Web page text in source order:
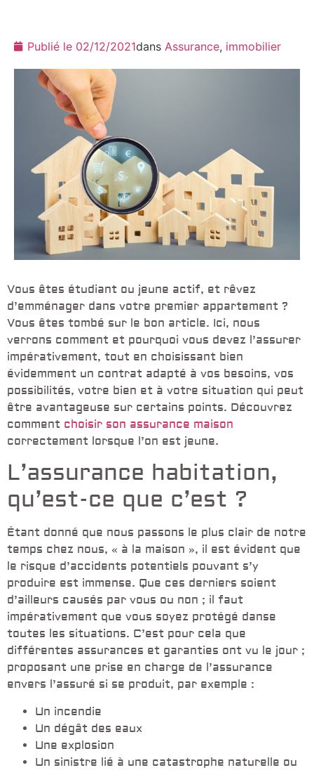
Publié le 02/12/2021dans Assurance, immobilier
Vous êtes étudiant ou jeune actif, et rêvez
d’emménager dans votre premier appartement ?
Vous êtes tombé sur le bon article. Ici, nous
verrons comment et pourquoi vous devez l’assurer
impérativement, tout en choisissant bien
évidemment un contrat adapté à vos besoins, vos
possibilités, votre bien et à votre situation qui peut
être avantageuse sur certains points. Découvrez
comment choisir son assurance maison
correctement lorsque l’on est jeune.
L’assurance habitation,
qu’est-ce que c’est ?
Étant donné que nous passons le plus clair de notre
temps chez nous, « à la maison », il est évident que
le risque d’accidents potentiels pouvant s’y
produire est immense. Que ces derniers soient
d’ailleurs causés par vous ou non ; il faut
impérativement que vous soyez protégé danse
toutes les situations. C’est pour cela que
différentes assurances et garanties ont vu le jour ;
proposant une prise en charge de l’assurance
envers l’assuré si se produit, par exemple :
Un incendie
Un dégât des eaux
Une explosion
Un sinistre lié à une catastrophe naturelle ou